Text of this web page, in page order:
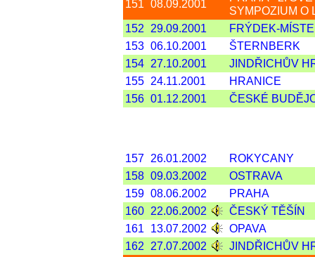
151 08.09.2001
SYMPOZIUM O
152
29.09.2001
FRÝDEK-
153 06.10.2001
ŠTERNBERK
154 27.10.2001
JINDŘICHŮV
155 24.11.2001
HRANICE
156 01.12.2001 ČESKÉ
157 26.01.2002
ROKYCANY
158 09.03.2002
OSTRAVA
159 08.06.2002
PRAHA
160 22.06.2002
ČESKÝ TĚŠÍN
161
13.07.2002
OPAVA
162
27.07.2002
JINDŘICHŮV